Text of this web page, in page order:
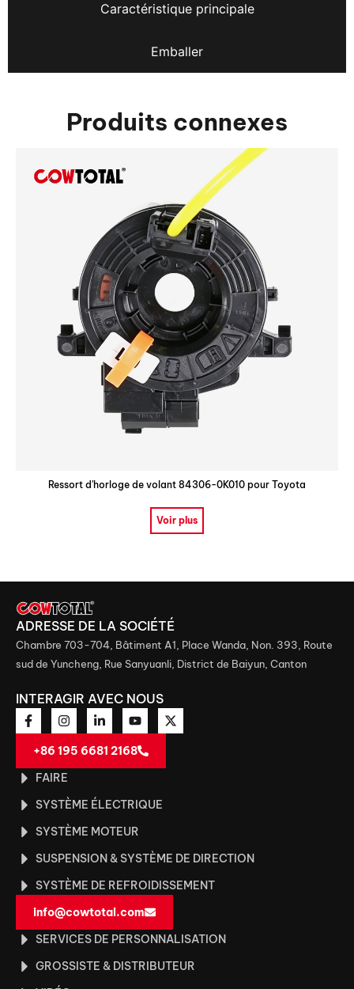
Caractéristique principale
Emballer
Produits connexes
Ressort d'horloge de volant 84306-0K010 pour Toyota
Voir plus
ADRESSE DE LA SOCIÉTÉ
Chambre 703-704, Bâtiment A1, Place Wanda, Non. 393, Route
sud de Yuncheng, Rue Sanyuanli, District de Baiyun, Canton
INTERAGIR AVEC NOUS
+86 195 6681 2168
FAIRE
SYSTÈME ÉLECTRIQUE
SYSTÈME MOTEUR
SUSPENSION & SYSTÈME DE DIRECTION
SYSTÈME DE REFROIDISSEMENT
info@cowtotal.com
SERVICES DE PERSONNALISATION
GROSSISTE & DISTRIBUTEUR